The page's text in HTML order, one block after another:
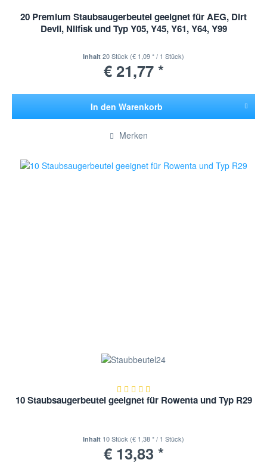
20 Premium Staubsaugerbeutel geeignet für AEG, Dirt
Devil, Nilfisk und Typ Y05, Y45, Y61, Y64, Y99
Inhalt20 Stück (€ 1,09 * / 1 Stück)
€ 21,77 *
In den Warenkorb
Hinzugefügt
Merken
10 Staubsaugerbeutel geeignet für Rowenta und Typ R29
Inhalt 10 Stück (€ 1,38 * / 1 Stück)
€ 13,83 *